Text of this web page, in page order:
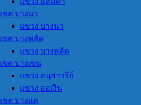
เขต บางนา
แขวง บางนา
เขต บางพลัด
แขวง บางพลัด
เขต บางเขน
แขวง อนุสาวรีย์
แขวง ออเงิน
เขต บางแค